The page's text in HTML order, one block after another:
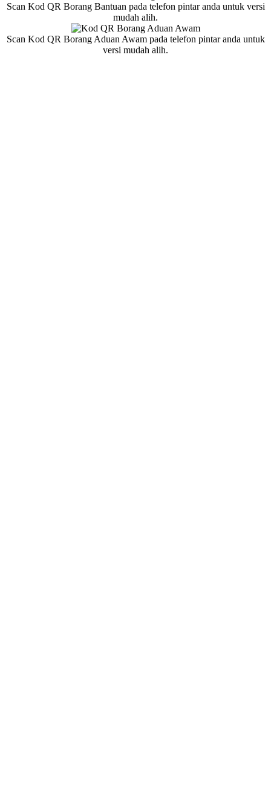
Scan Kod QR Borang Bantuan pada telefon pintar anda untuk versi
mudah alih.
Scan Kod QR Borang Aduan Awam pada telefon pintar anda untuk
versi mudah alih.